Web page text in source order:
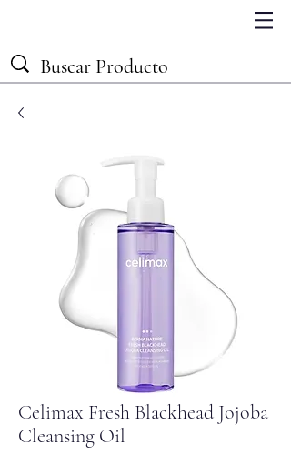
Celimax Fresh Blackhead Jojoba
Cleansing Oil